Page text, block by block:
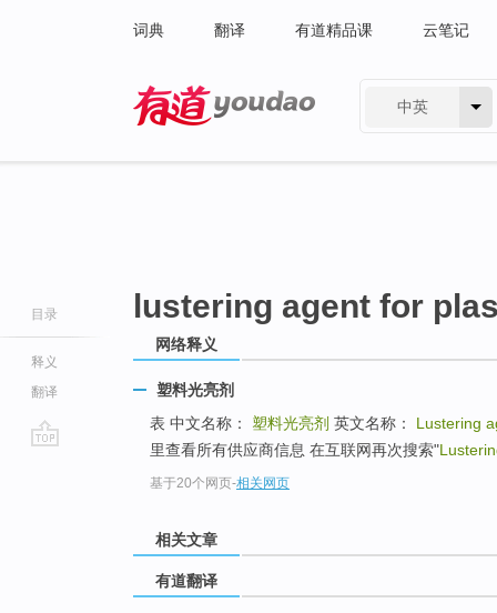
词典 翻译 有道精品课 云笔记
中英
目录
释义
翻译
lustering agent for
网络释义
塑料光亮剂
表 中文名称： 塑料光亮剂 英文名称： Lustering
里查看所有供应商信息 在互联网再次搜索"
基于20个网页-相关网页
相关文章
有道翻译